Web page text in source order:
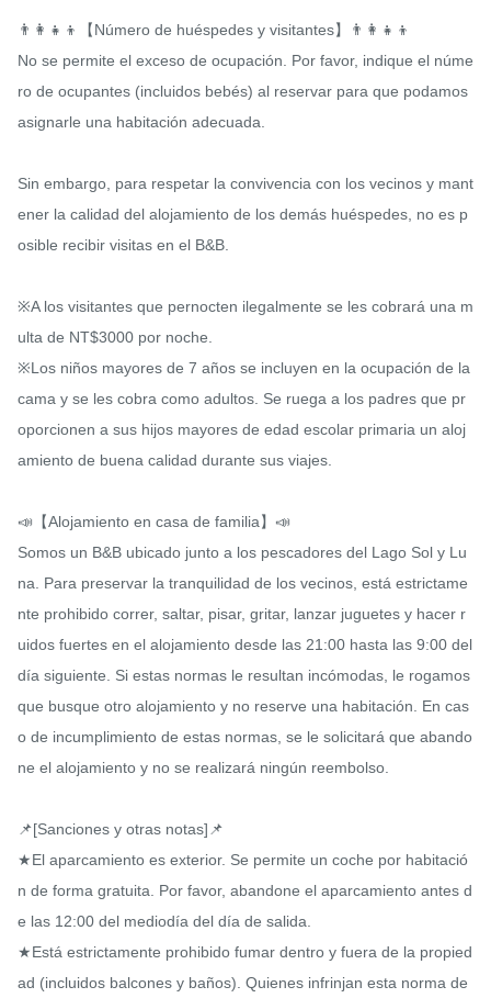
👨‍👩‍👧‍👦【Número de huéspedes y visitantes】👨‍👩‍👧‍👦
No se permite el exceso de ocupación. Por favor, indique el núme
ro de ocupantes (incluidos bebés) al reservar para que podamos
asignarle una habitación adecuada.
Sin embargo, para respetar la convivencia con los vecinos y mant
ener la calidad del alojamiento de los demás huéspedes, no es p
osible recibir visitas en el B&B.
※A los visitantes que pernocten ilegalmente se les cobrará una m
ulta de NT$3000 por noche.
※Los niños mayores de 7 años se incluyen en la ocupación de la
cama y se les cobra como adultos. Se ruega a los padres que pr
oporcionen a sus hijos mayores de edad escolar primaria un aloj
amiento de buena calidad durante sus viajes.
📣【Alojamiento en casa de familia】📣
Somos un B&B ubicado junto a los pescadores del Lago Sol y Lu
na. Para preservar la tranquilidad de los vecinos, está estrictame
nte prohibido correr, saltar, pisar, gritar, lanzar juguetes y hacer r
uidos fuertes en el alojamiento desde las 21:00 hasta las 9:00 del
día siguiente. Si estas normas le resultan incómodas, le rogamos
que busque otro alojamiento y no reserve una habitación. En cas
o de incumplimiento de estas normas, se le solicitará que abando
ne el alojamiento y no se realizará ningún reembolso.
📌[Sanciones y otras notas]📌
★El aparcamiento es exterior. Se permite un coche por habitació
n de forma gratuita. Por favor, abandone el aparcamiento antes d
e las 12:00 del mediodía del día de salida.
★Está estrictamente prohibido fumar dentro y fuera de la propied
ad (incluidos balcones y baños). Quienes infrinjan esta norma de